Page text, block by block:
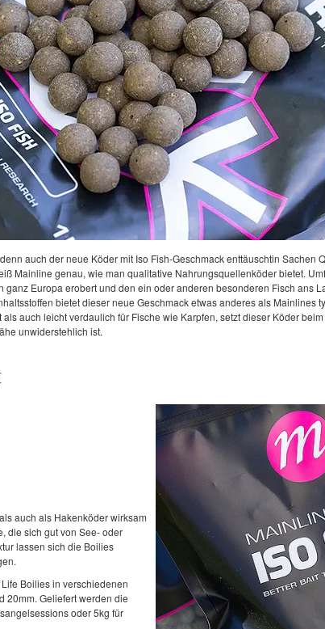
auch der neue Köder mit Iso Fish-Geschmack enttäuschtin Sachen
Mainline genau, wie man qualitative Nahrungsquellenköder bietet.
Europa erobert und den ein oder anderen besonderen Fisch ans
bietet dieser neue Geschmack etwas anderes als Mainlines
auch leicht verdaulich für Fische wie Karpfen, setzt dieser Köder
unwiderstehlich ist.
auch als Hakenköder wirksam
die sich gut von See- oder
lassen sich die Boilies
Boilies in verschiedenen
20mm. Geliefert werden die
oder 5kg für